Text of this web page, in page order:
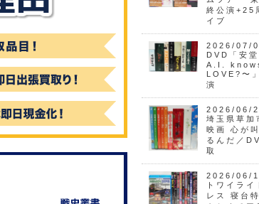
終公演+25
イブ
2026/07/
DVD「安
A.I.
LOVE?〜
演
2026/06/
埼玉県草加
映画 心が
るんだ／
取
2026/06/
トワイラ
レス 寝台